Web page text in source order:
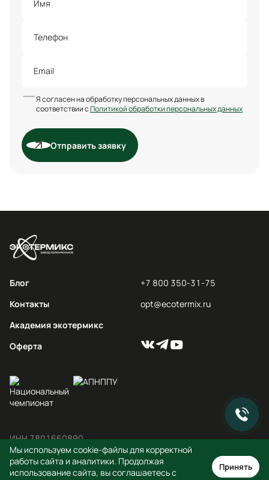
Я согласен на обработку персональных данных в
соответствии сПолитикой обработки персональных данных
Отправить заявку
Блог
Контакты
Академия экотермикс
Оферта
+7 800 350-31-75
opt@ecotermix.ru
ИНН 7801660890
ОГРН 1197847059904
© 2012-2026 ООО «ППУ СИСТЕМЫ»
Мы используем cookie-файлы для корректной
работы сайта и аналитики. Продолжая
использование сайта, вы соглашаетесь с
Принять